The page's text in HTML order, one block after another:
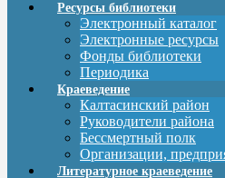
Ресурсы библиотеки
Электронный каталог
Электронные ресурсы
Фонды библиотеки
Периодика
Краеведение
Калтасинский район
Руководители района
Бессмертный полк
Организации,
Литературное краеведение